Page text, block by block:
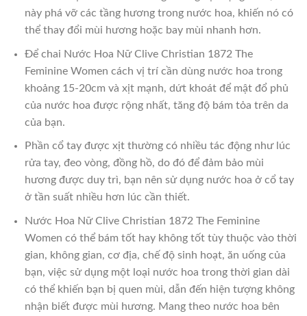
này phá vỡ các tầng hương trong nước hoa, khiến nó có
thể thay đổi mùi hương hoặc bay mùi nhanh hơn.
Để chai Nước Hoa Nữ Clive Christian 1872 The
Feminine Women cách vị trí cần dùng nước hoa trong
khoảng 15-20cm và xịt mạnh, dứt khoát để mật đổ phủ
của nước hoa được rộng nhất, tăng độ bám tỏa trên da
của bạn.
Phần cổ tay được xịt thường có nhiều tác động như lúc
rửa tay, đeo vòng, đồng hồ, do đó để đảm bảo mùi
hương được duy trì, bạn nên sử dụng nước hoa ở cổ tay
ở tần suất nhiều hơn lúc cần thiết.
Nước Hoa Nữ Clive Christian 1872 The Feminine
Women có thể bám tốt hay không tốt tùy thuộc vào thời
gian, không gian, cơ địa, chế độ sinh hoạt, ăn uống của
bạn, việc sử dụng một loại nước hoa trong thời gian dài
có thể khiến bạn bị quen mùi, dẫn đến hiện tượng không
nhận biết được mùi hương. Mang theo nước hoa bên